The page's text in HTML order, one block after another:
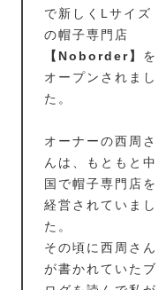
で新しくLサイズ
の帽子専門店
【Noborder】 を
オープンされまし
た。
オーナーの西周さ
んは、もともと中
国で帽子専門店を
経営されていまし
た。
その頃に西周さん
が書かれていたブ